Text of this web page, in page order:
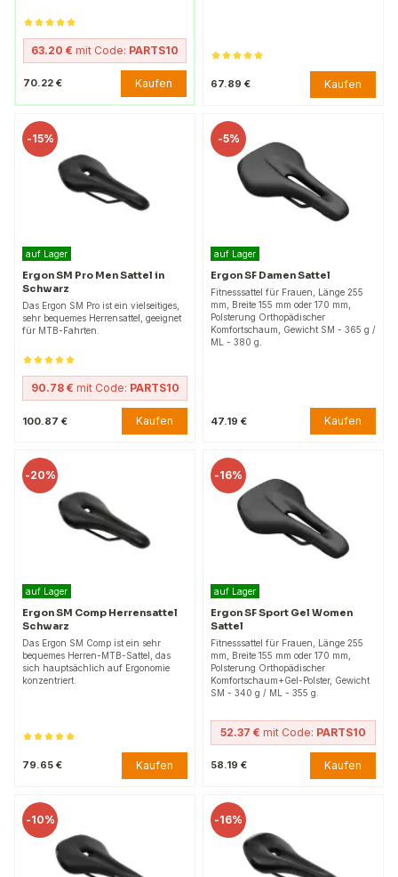
63.20 € mit Code: PARTS10
70.22 € Kaufen 67.89 € Kaufen
-15%
auf Lager
Ergon SM Pro Men Sattel in
Schwarz
Das Ergon SM Pro ist ein vielseitiges,
sehr bequemes Herrensattel, geeignet
für MTB-Fahrten.
90.78 € mit Code: PARTS10
100.87 € Kaufen
-5%
auf Lager
Ergon SF Damen Sattel
Fitnesssattel für Frauen, Länge 255
mm, Breite 155 mm oder 170 mm,
Polsterung Orthopädischer
Komfortschaum, Gewicht SM - 365 g /
ML - 380 g.
47.19 € Kaufen
-20%
auf Lager
Ergon SM Comp Herrensattel
Schwarz
Das Ergon SM Comp ist ein sehr
bequemes Herren-MTB-Sattel, das
sich hauptsächlich auf Ergonomie
konzentriert.
79.65 € Kaufen
-16%
auf Lager
Ergon SF Sport Gel Women
Sattel
Fitnesssattel für Frauen, Länge 255
mm, Breite 155 mm oder 170 mm,
Polsterung Orthopädischer
Komfortschaum+Gel-Polster, Gewicht
SM - 340 g / ML - 355 g.
52.37 € mit Code: PARTS10
58.19 € Kaufen
-10% -16%